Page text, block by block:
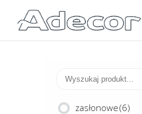
zasłonowe(6)